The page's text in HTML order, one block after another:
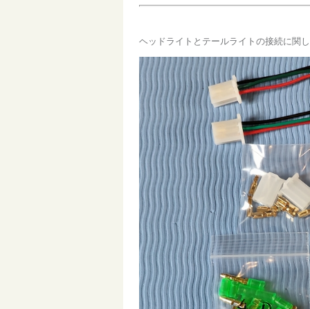
ヘッドライトとテールライトの接続に関